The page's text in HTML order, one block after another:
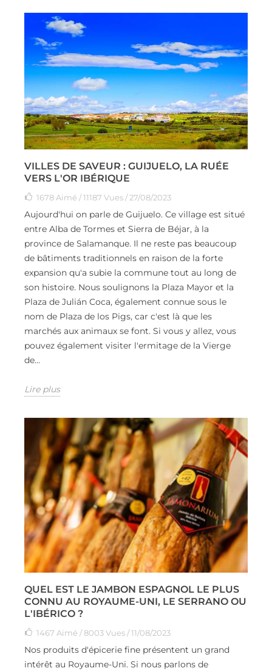
VILLES DE SAVEUR : GUIJUELO, LA RUÉE
VERS L'OR IBÉRIQUE
1678Aimé / 11187 Vues / 27/08/2023
Aujourd'hui on parle de Guijuelo. Ce village est situé
entre Alba de Tormes et Sierra de Béjar, à la
province de Salamanque. Il ne reste pas beaucoup
de bâtiments traditionnels en raison de la forte
expansion qu'a subie la commune tout au long de
son histoire. Nous soulignons la Plaza Mayor et la
Plaza de Julián Coca, également connue sous le
nom de Plaza de los Pigs, car c'est là que les
marchés aux animaux se font. Si vous y allez, vous
pouvez également visiter l'ermitage de la Vierge
de...
Lire plus
QUEL EST LE JAMBON ESPAGNOL LE PLUS
CONNU AU ROYAUME-UNI, LE SERRANO OU
L'IBÉRICO ?
1467 Aimé / 8003 Vues / 11/08/2023
Nos produits d'épicerie fine présentent un grand
intérêt au Royaume-Uni. Si nous parlons de